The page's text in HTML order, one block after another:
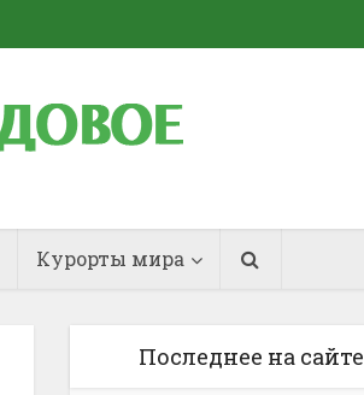
Курорты мира
Последнее на сайте